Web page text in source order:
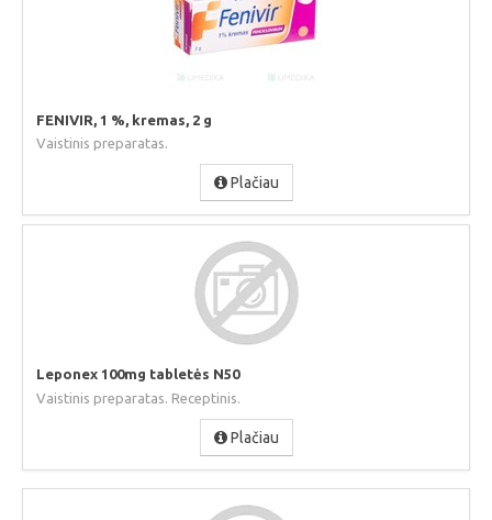
FENIVIR, 1 %, kremas, 2 g
Vaistinis preparatas.
Plačiau
Leponex 100mg tabletės N50
Vaistinis preparatas. Receptinis.
Plačiau